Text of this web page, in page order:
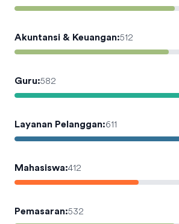
Akuntansi & Keuangan:512
Guru:582
Layanan Pelanggan:611
Mahasiswa:412
Pemasaran:532